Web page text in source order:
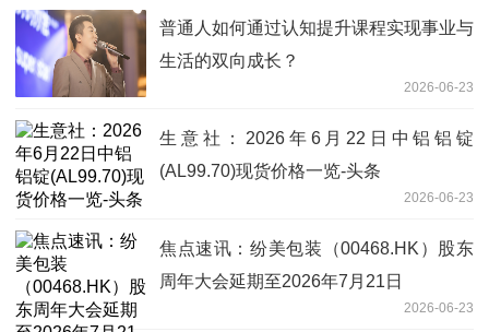
普通人如何通过认知提升课程实现事业与
生活的双向成长？
2026-06-23
生意社：2026年6月22日中铝铝锭
(AL99.70)现货价格一览-头条
2026-06-23
焦点速讯：纷美包装（00468.HK）股东
周年大会延期至2026年7月21日
2026-06-23